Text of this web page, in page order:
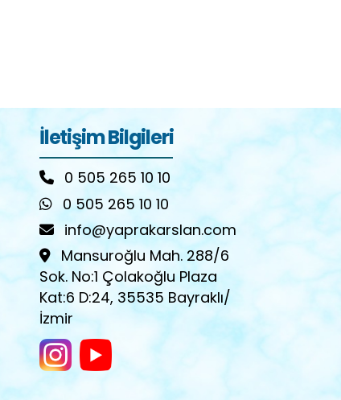
İletişim Bilgileri
0 505 265 10 10
0 505 265 10 10
info@yaprakarslan.com
Mansuroğlu Mah. 288/6
Sok. No:1 Çolakoğlu Plaza
Kat:6 D:24, 35535 Bayraklı/
İzmir